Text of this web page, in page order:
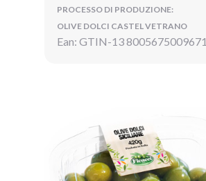
PROCESSO DI PRODUZIONE:
OLIVE DOLCI CASTEL VETRANO
Ean: GTIN-13 8005675009671